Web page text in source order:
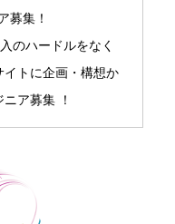
募集！
のハードルをなく
トに企画・構想か
ア募集 ！